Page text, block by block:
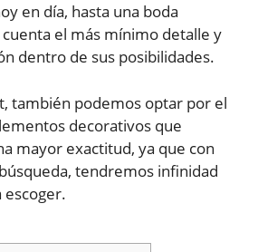
en día, hasta una boda
el más mínimo detalle y
dentro de sus posibilidades.
también podemos optar por el
decorativos que
mayor exactitud, ya que con
tendremos infinidad
escoger.